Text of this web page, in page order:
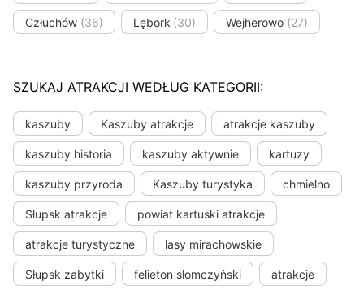
Człuchów (36) Lębork (30) Wejherowo (27)
SZUKAJ ATRAKCJI WEDŁUG KATEGORII:
kaszuby Kaszuby atrakcje atrakcje kaszuby
kaszuby historia kaszuby aktywnie kartuzy
kaszuby przyroda Kaszuby turystyka chmielno
Słupsk atrakcje powiat kartuski atrakcje
atrakcje turystyczne lasy mirachowskie
Słupsk zabytki felieton słomczyński atrakcje